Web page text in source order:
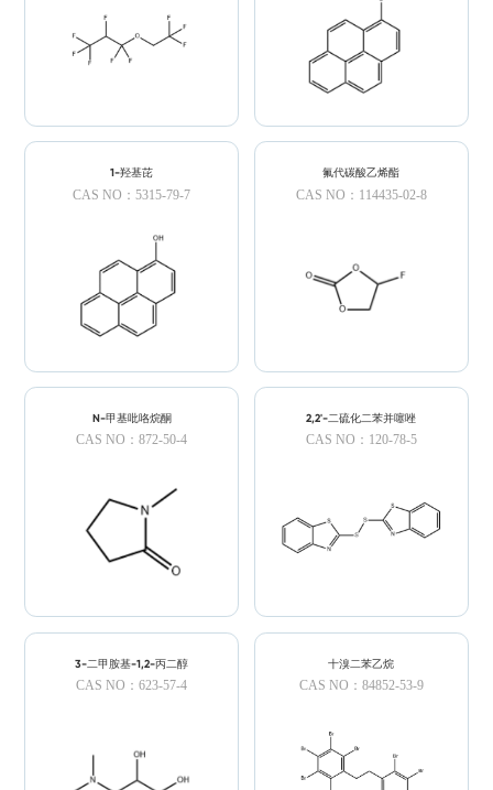
1-羟基芘
CAS NO：5315-79-7
氟代碳酸乙烯酯
CAS NO：114435-02-8
N-甲基吡咯烷酮
CAS NO：872-50-4
2,2'-二硫化二苯并噻唑
CAS NO：120-78-5
3-二甲胺基-1,2-丙二醇
CAS NO：623-57-4
十溴二苯乙烷
CAS NO：84852-53-9